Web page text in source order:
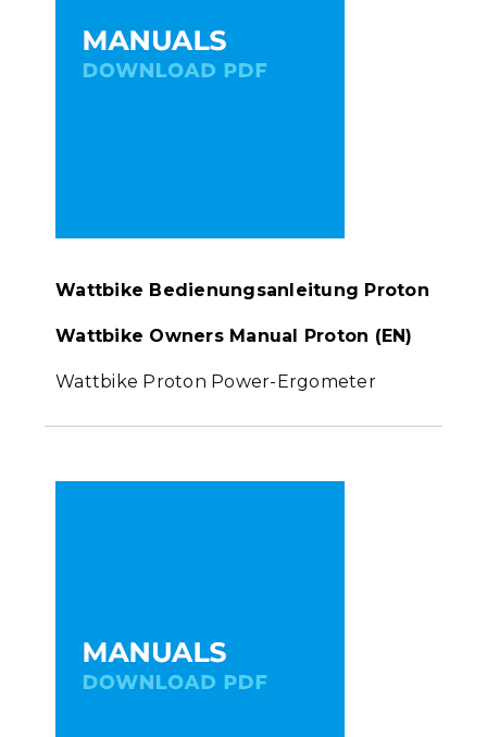
Wattbike Bedienungsanleitung Proton
Wattbike Owners Manual Proton (EN)
Wattbike Proton Power-Ergometer